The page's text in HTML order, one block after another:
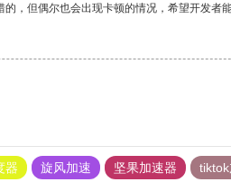
，但偶尔也会出现卡顿的情况，希望开发者能
器 旋风加速 坚果加速器